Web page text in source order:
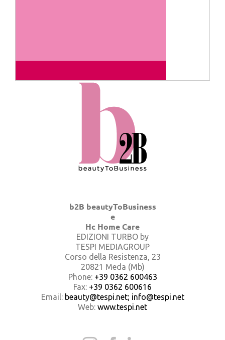
b2B beautyToBusiness
e
Hc Home Care
EDIZIONI TURBO by
TESPI MEDIAGROUP
Corso della Resistenza, 23
20821 Meda (Mb)
Phone: +39 0362 600463
Fax: +39 0362 600616
Email: beauty@tespi.net; info@tespi.net
Web: www.tespi.net